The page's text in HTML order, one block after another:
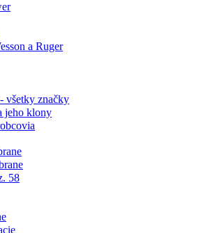
a Ruger
značky
jeho klony
58